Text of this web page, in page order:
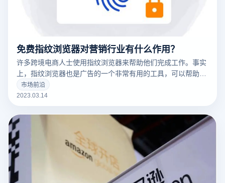
免费指纹浏览器对营销行业有什么作用？
许多跨境电商人士使用指纹浏览器来帮助他们完成工作。事实
上，指纹浏览器也是广告的一个非常有用的工具，可以帮助广
告营销人员解决许多问题。
市场前沿
2023.03.14